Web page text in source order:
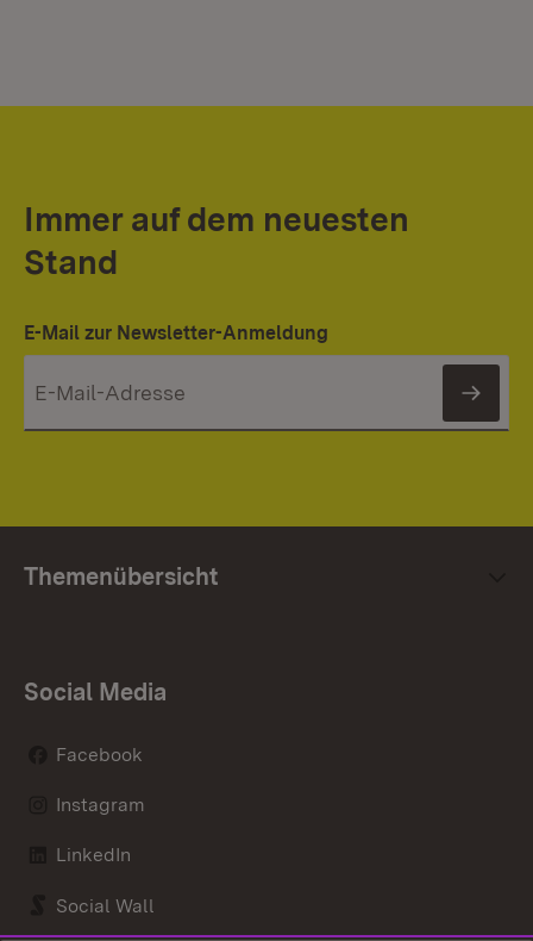
Immer auf dem neuesten
Stand
E-Mail zur Newsletter-Anmeldung
Themenübersicht
Social Media
Facebook
Instagram
LinkedIn
Social Wall